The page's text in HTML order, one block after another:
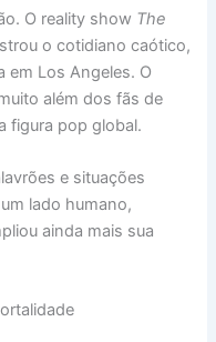
O reality show The
o cotidiano caótico,
em Los Angeles. O
além dos fãs de
figura pop global.
e situações
lado humano,
ainda mais sua